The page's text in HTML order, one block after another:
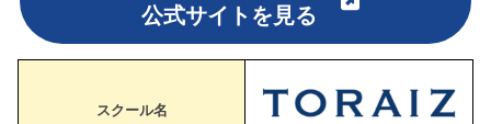
公式サイトを見る
スクール名